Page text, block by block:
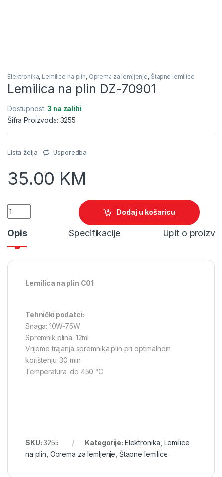
Elektronika, Lemilice na plin, Oprema za lemljenje, Štapne lemilice
Lemilica na plin DZ-70901
Dostupnost:3 na zalihi
Šifra Proizvoda: 3255
Lista želja Usporedba
35.00 KM
Quantity
Dodaj u košaricu
Opis Specifikacije Upit o
Lemilica na plin C01
Tehnički podatci:
Snaga: 10W-75W
Spremnik plina: 12ml
Vrijeme trajanja spremnika plin pri optimalnom
korištenju: 30 min
Temperatura: do 450 °C
SKU:3255 Kategorije: Elektronika ,Lemilice
na plin Oprema za lemljenje Štapne lemilice